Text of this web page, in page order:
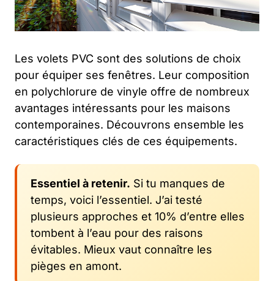
Les volets PVC sont des solutions de choix
pour équiper ses fenêtres. Leur composition
en polychlorure de vinyle offre de nombreux
avantages intéressants pour les maisons
contemporaines. Découvrons ensemble les
caractéristiques clés de ces équipements.
Essentiel à retenir. Si tu manques de
temps, voici l’essentiel. J’ai testé
plusieurs approches et 10% d’entre elles
tombent à l’eau pour des raisons
évitables. Mieux vaut connaître les
pièges en amont.